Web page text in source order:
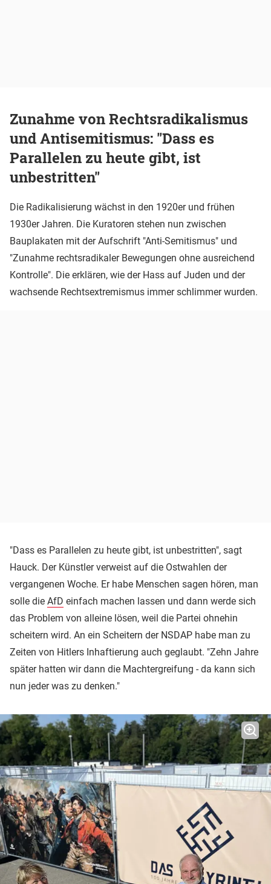
Zunahme von Rechtsradikalismus
und Antisemitismus: "Dass es
Parallelen zu heute gibt, ist
unbestritten"
Die Radikalisierung wächst in den 1920er und frühen
1930er Jahren. Die Kuratoren stehen nun zwischen
Bauplakaten mit der Aufschrift "Anti-Semitismus" und
"Zunahme rechtsradikaler Bewegungen ohne ausreichend
Kontrolle". Die erklären, wie der Hass auf Juden und der
wachsende Rechtsextremismus immer schlimmer wurden.
"Dass es Parallelen zu heute gibt, ist unbestritten", sagt
Hauck. Der Künstler verweist auf die Ostwahlen der
vergangenen Woche. Er habe Menschen sagen hören, man
solle die AfD einfach machen lassen und dann werde sich
das Problem von alleine lösen, weil die Partei ohnehin
scheitern wird. An ein Scheitern der NSDAP habe man zu
Zeiten von Hitlers Inhaftierung auch geglaubt. "Zehn Jahre
später hatten wir dann die Machtergreifung - da kann sich
nun jeder was zu denken."